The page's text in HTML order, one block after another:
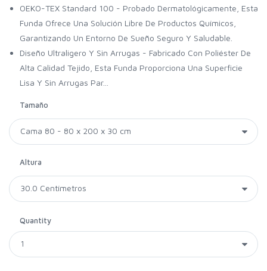
OEKO-TEX Standard 100 - Probado Dermatológicamente, Esta
Funda Ofrece Una Solución Libre De Productos Químicos,
Garantizando Un Entorno De Sueño Seguro Y Saludable.
Diseño Ultraligero Y Sin Arrugas - Fabricado Con Poliéster De
Alta Calidad Tejido, Esta Funda Proporciona Una Superficie
Lisa Y Sin Arrugas Par...
Tamaño
Altura
Quantity